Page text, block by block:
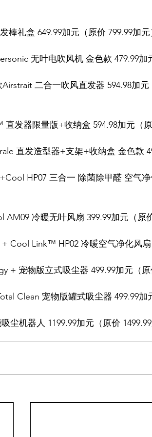
棒礼盒 649.99加元（原价 799.99加元
无叶电吹风机 金色款 479.99加
二合一吹风直发器 594.98加
发器限量版+收纳盒 594.98加元（原
直发造型器+支架+收纳盒 金色款
HP07 三合一 除菌除甲醛 空气
冷暖无叶风扇 399.99加元（原
Cool Link™ HP02 冷暖空气净化风扇
+ 宠物版立式吸尘器 499.99加元（原
Clean 宠物版罐式吸尘器 499.99加
尘机器人 1199.99加元（原价 1499.99